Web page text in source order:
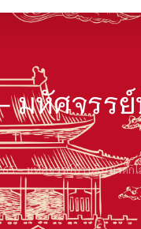
มหัศจร
– มหัศจรรย์บ้านดิน มรดก